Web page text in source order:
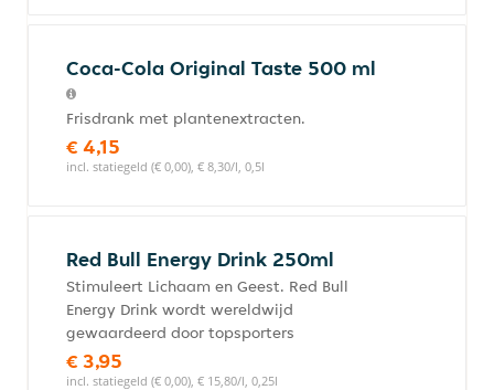
Coca-Cola Original Taste 500 ml
Frisdrank met plantenextracten.
€ 4,15
incl. statiegeld (€ 0,00), € 8,30/l, 0,5l
Red Bull Energy Drink 250ml
Stimuleert Lichaam en Geest. Red Bull
Energy Drink wordt wereldwijd
gewaardeerd door topsporters
€ 3,95
incl. statiegeld (€ 0,00), € 15,80/l, 0,25l